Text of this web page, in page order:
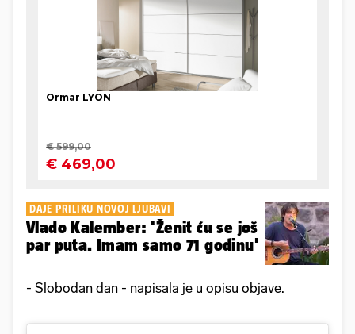
DAJE PRILIKU NOVOJ LJUBAVI
Vlado Kalember: 'Ženit ću se još
par puta. Imam samo 71 godinu'
- Slobodan dan - napisala je u opisu objave.